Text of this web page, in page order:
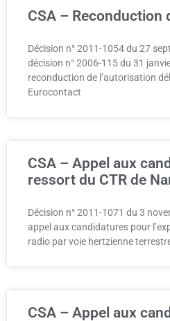
CSA – Reconduction
Décision n° 2011-1054 du 27
décision n° 2006-115 du 31
reconduction de l’autorisation
Eurocontact
CSA – Appel aux
ressort du CTR de
Décision n° 2011-1071 du 3
appel aux candidatures pour
radio par voie hertzienne
CSA – Appel aux